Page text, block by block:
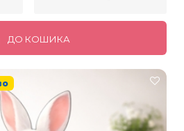
ДО КОШИКА